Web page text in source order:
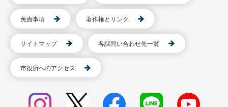
免責事項 著作権とリンク
サイトマップ 各課問い合わせ先一覧
市役所へのアクセス